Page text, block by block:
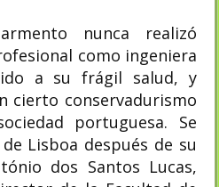
nunca realizó
como ingeniera
a su frágil salud, y
cierto conservadurismo
portuguesa. Se
Lisboa después de su
dos Santos Lucas,